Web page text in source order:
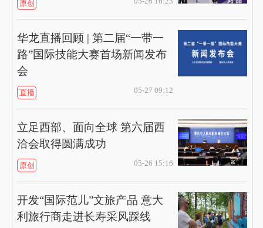
原创
华龙直播回顾 | 第二届“一带一
路”国际技能大赛首场新闻发布
会
直播 05-27 09:12
立足西部、面向全球 第六届西
洽会取得圆满成功
原创 05-26 15:16
开发“国际范儿”文旅产品 意大
利旅行商走进长寿采风踩线